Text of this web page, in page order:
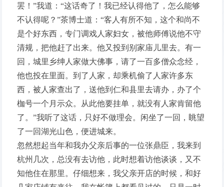
罢！”我道：“这话奇了！我已经认得他了，怎么能够
不认得呢？”茶博士道：“客人有所不知，这个和尚不
是个好东西，专门调戏人家妇女，被他师傅说他不守
清规，把他赶了出来。他又投到别家庙儿里去。有一
回，城里乡绅人家做大佛事，请了一百多僧众念经，
他也投在里面。到了人家，却乘机偷了人家许多东
西，被人家查出了，送他到仁和县里去请办，办了个
枷号一个月示众。从此他要挂单，就没有人家肯留他
了。”我听了这话，只好不做理会。闲坐了一回，眺望
了一回湖光山色，便进城来。
忽然想起当年和我办父亲后事的一位张鼎臣，我来到
杭州几次，总没有去访他，此时想着访他谈谈，又不
知他住在那里。仔细想来，我父亲开店的时候，和好